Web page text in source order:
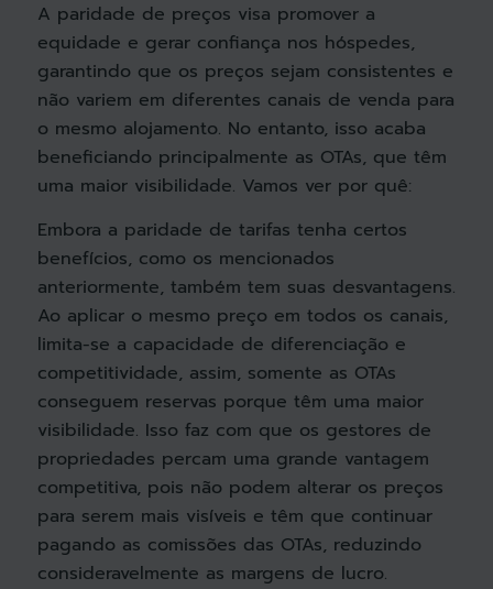
A paridade de preços visa promover a
equidade e gerar confiança nos hóspedes,
garantindo que os preços sejam consistentes e
não variem em diferentes canais de venda para
o mesmo alojamento. No entanto, isso acaba
beneficiando principalmente as OTAs, que têm
uma maior visibilidade. Vamos ver por quê:
Embora a paridade de tarifas tenha certos
benefícios, como os mencionados
anteriormente, também tem suas desvantagens.
Ao aplicar o mesmo preço em todos os canais,
limita-se a capacidade de diferenciação e
competitividade, assim, somente as OTAs
conseguem reservas porque têm uma maior
visibilidade. Isso faz com que os gestores de
propriedades percam uma grande vantagem
competitiva, pois não podem alterar os preços
para serem mais visíveis e têm que continuar
pagando as comissões das OTAs, reduzindo
consideravelmente as margens de lucro.